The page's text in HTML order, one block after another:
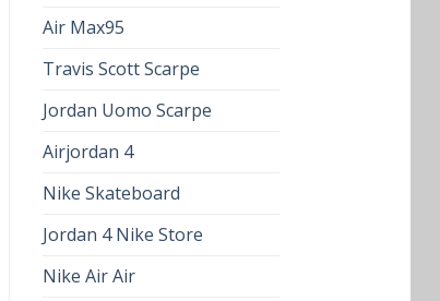
Air Max95
Travis Scott Scarpe
Jordan Uomo Scarpe
Airjordan 4
Nike Skateboard
Jordan 4 Nike Store
Nike Air Air